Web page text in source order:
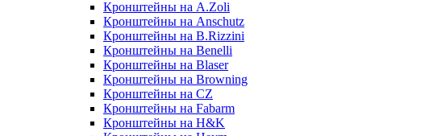
Кронштейны на A.Zoli
Кронштейны на Anschutz
Кронштейны на B.Rizzini
Кронштейны на Benelli
Кронштейны на Blaser
Кронштейны на Browning
Кронштейны на CZ
Кронштейны на Fabarm
Кронштейны на H&K